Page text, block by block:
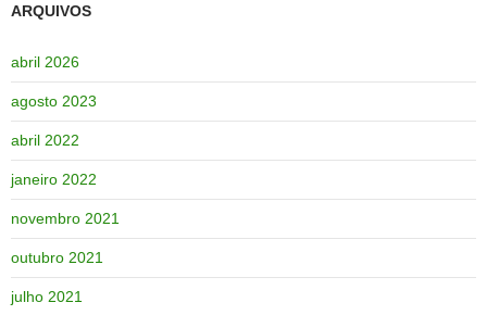
ARQUIVOS
abril 2026
agosto 2023
abril 2022
janeiro 2022
novembro 2021
outubro 2021
julho 2021